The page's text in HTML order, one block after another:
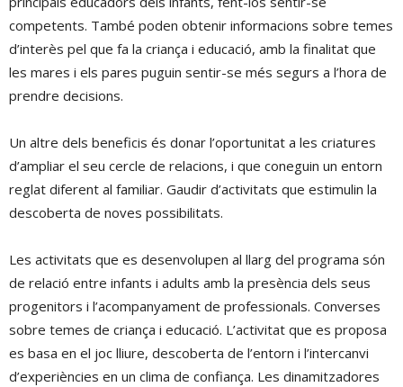
competents. També poden obtenir informacions sobre temes
d’interès pel que fa la criança i educació, amb la finalitat que
les mares i els pares puguin sentir-se més segurs a l’hora de
prendre decisions.
Un altre dels beneficis és donar l’oportunitat a les criatures
d’ampliar el seu cercle de relacions, i que coneguin un entorn
reglat diferent al familiar. Gaudir d’activitats que estimulin la
descoberta de noves possibilitats.
Les activitats que es desenvolupen al llarg del programa són
de relació entre infants i adults amb la presència dels seus
progenitors i l’acompanyament de professionals. Converses
sobre temes de criança i educació. L’activitat que es proposa
es basa en el joc lliure, descoberta de l’entorn i l’intercanvi
d’experiències en un clima de confiança. Les dinamitzadores